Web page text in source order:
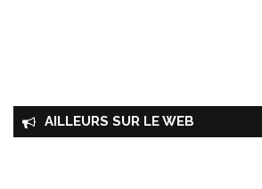
AILLEURS SUR LE WEB